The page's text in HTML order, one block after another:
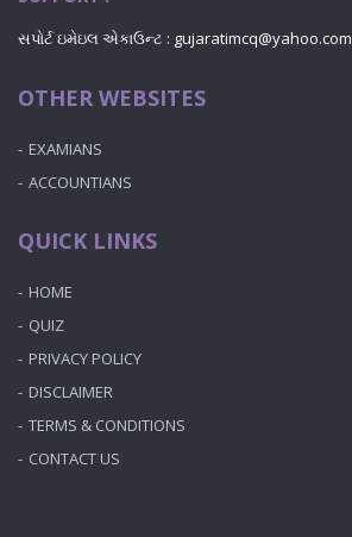
સપોર્ટ ઇમેઇલ એકાઉન્ટ : gujaratimcq@yahoo.com
OTHER WEBSITES
EXAMIANS
ACCOUNTIANS
QUICK LINKS
HOME
QUIZ
PRIVACY POLICY
DISCLAIMER
TERMS & CONDITIONS
CONTACT US